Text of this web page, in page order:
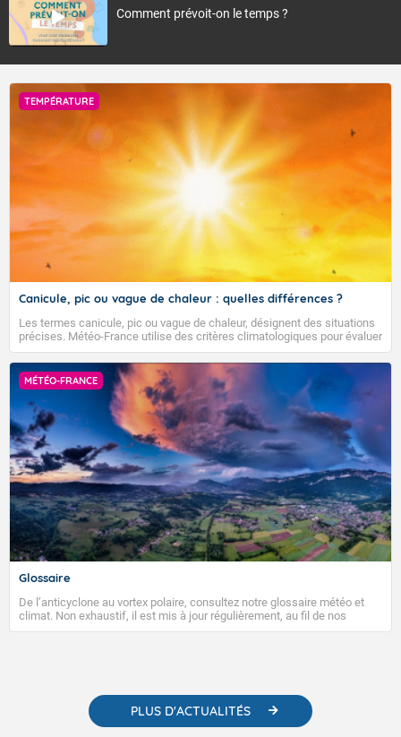
Comment prévoit-on le temps ?
TEMPÉRATURE
Canicule, pic ou vague de chaleur : quelles différences ?
Les termes canicule, pic ou vague de chaleur, désignent des situations
précises. Météo-France utilise des critères climatologiques pour évaluer
et qualifier les épisodes de chaleur qui peuvent avoir des impacts
sanitaires et socio-économiques importants.
MÉTÉO-FRANCE
Glossaire
De l’anticyclone au vortex polaire, consultez notre glossaire météo et
climat. Non exhaustif, il est mis à jour régulièrement, au fil de nos
publications. Vous y trouverez également des liens utiles vers nos
PLUS D'ACTUALITÉS